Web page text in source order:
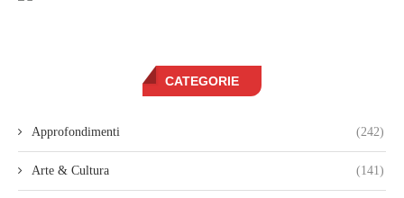
CATEGORIE
Approfondimenti (242)
Arte & Cultura (141)